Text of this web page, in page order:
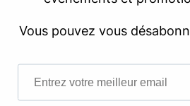
vendre tout de
réaliser des travaux
subissent une décote de 5
vous : c’est rarement le cas
marché immobilier est le